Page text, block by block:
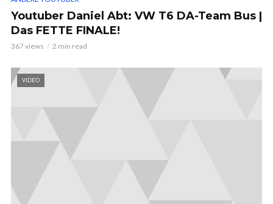
Youtuber Daniel Abt: VW T6 DA-Team Bus |
Das FETTE FINALE!
367 views 2 min read
VIDEO